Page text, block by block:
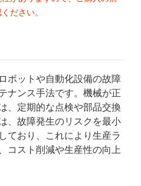
ださい。
ボットや自動化設備の故障
ナンス手法です。機械が正
、定期的な点検や部品交換
、故障発生のリスクを最小
ており、これにより生産ラ
コスト削減や生産性の向上